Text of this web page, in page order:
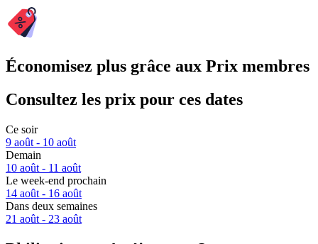
Économisez plus grâce aux Prix membres
Consultez les prix pour ces dates
Ce soir
9 août - 10 août
Demain
10 août - 11 août
Le week-end prochain
14 août - 16 août
Dans deux semaines
21 août - 23 août